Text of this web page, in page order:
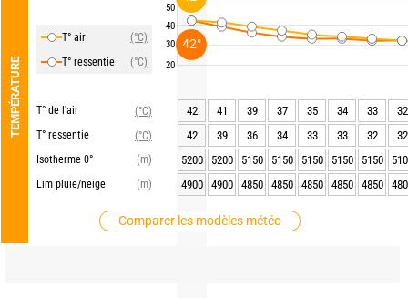
TEMPÉRATURE
T° air
(°C)
T° ressentie
(°C)
T° de l'air
(°C)
T° ressentie
(°C)
Isotherme 0°
(m)
Lim pluie/neige
(m)
Comparer les modèles météo
50
40
30
20
42 41 39 37 35 34 33
32
42
39 36 34 33 33 32
32
5200
5200 5150 5150 5150 5150 5150
4900
4900 4850 4850 4850 4850 4850
42°